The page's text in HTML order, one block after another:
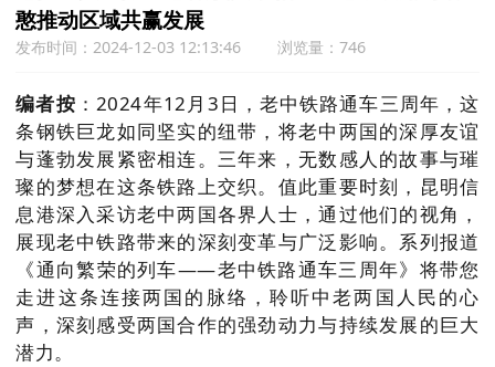
憨推动区域共赢发展
发布时间：2024-12-03 12:13:46 浏览量：746
编者按 ：2024年12月3日，老中铁路通车三周年，这
条钢铁巨龙如同坚实的纽带，将老中两国的深厚友谊
与蓬勃发展紧密相连。三年来，无数感人的故事与璀
璨的梦想在这条铁路上交织。值此重要时刻，昆明信
息港深入采访老中两国各界人士，通过他们的视角，
展现老中铁路带来的深刻变革与广泛影响。系列报道
《通向繁荣的列车——老中铁路通车三周年》将带您
走进这条连接两国的脉络，聆听中老两国人民的心
声，深刻感受两国合作的强劲动力与持续发展的巨大
潜力。